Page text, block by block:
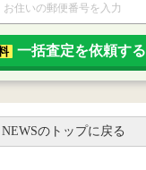
一括査定を依頼する
NEWSのトップに戻る